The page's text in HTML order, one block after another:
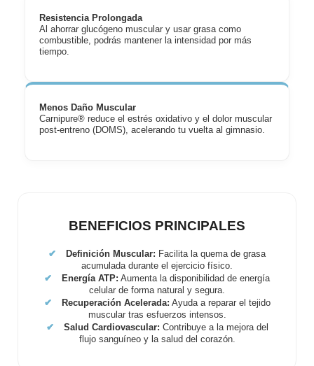
Resistencia Prolongada
Al ahorrar glucógeno muscular y usar grasa como
combustible, podrás mantener la intensidad por más
tiempo.
Menos Daño Muscular
Carnipure® reduce el estrés oxidativo y el dolor muscular
post-entreno (DOMS), acelerando tu vuelta al gimnasio.
BENEFICIOS PRINCIPALES
✔ Definición Muscular: Facilita la quema de grasa
acumulada durante el ejercicio físico.
✔ Energía ATP: Aumenta la disponibilidad de energía
celular de forma natural y segura.
✔ Recuperación Acelerada: Ayuda a reparar el tejido
muscular tras esfuerzos intensos.
✔ Salud Cardiovascular: Contribuye a la mejora del
flujo sanguíneo y la salud del corazón.